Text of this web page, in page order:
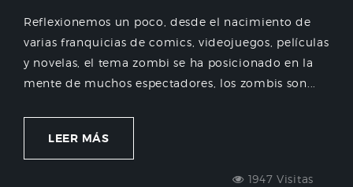
Reflexionemos un poco, desde el nacimiento de
varias franquicias de comics, videojuegos, películas
y novelas, el tema zombi se ha posicionado en la
mente de muchos espectadores, los zombis son...
LEER MÁS
1947 Visitas